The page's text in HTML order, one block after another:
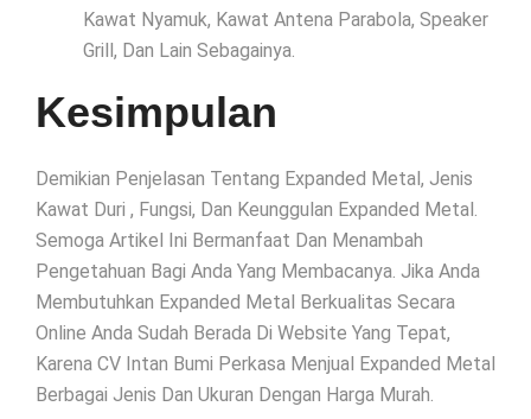
Kawat Nyamuk, Kawat Antena Parabola, Speaker
Grill, Dan Lain Sebagainya.
Kesimpulan
Demikian Penjelasan Tentang Expanded Metal, Jenis
Kawat Duri , Fungsi, Dan Keunggulan Expanded Metal.
Semoga Artikel Ini Bermanfaat Dan Menambah
Pengetahuan Bagi Anda Yang Membacanya. Jika Anda
Membutuhkan Expanded Metal Berkualitas Secara
Online Anda Sudah Berada Di Website Yang Tepat,
Karena CV Intan Bumi Perkasa Menjual Expanded Metal
Berbagai Jenis Dan Ukuran Dengan Harga Murah.